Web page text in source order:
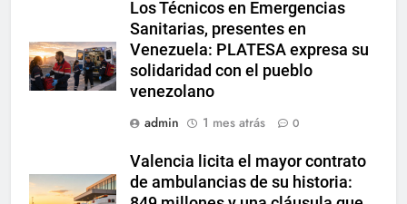
Los Técnicos en Emergencias
Sanitarias, presentes en
Venezuela: PLATESA expresa su
solidaridad con el pueblo
venezolano
admin
1 mes atrás 0
Valencia licita el mayor contrato
de ambulancias de su historia: